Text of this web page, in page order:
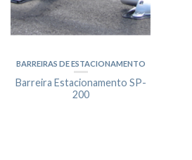
BARREIRAS DE ESTACIONAMENTO
Barreira Estacionamento SP-
200